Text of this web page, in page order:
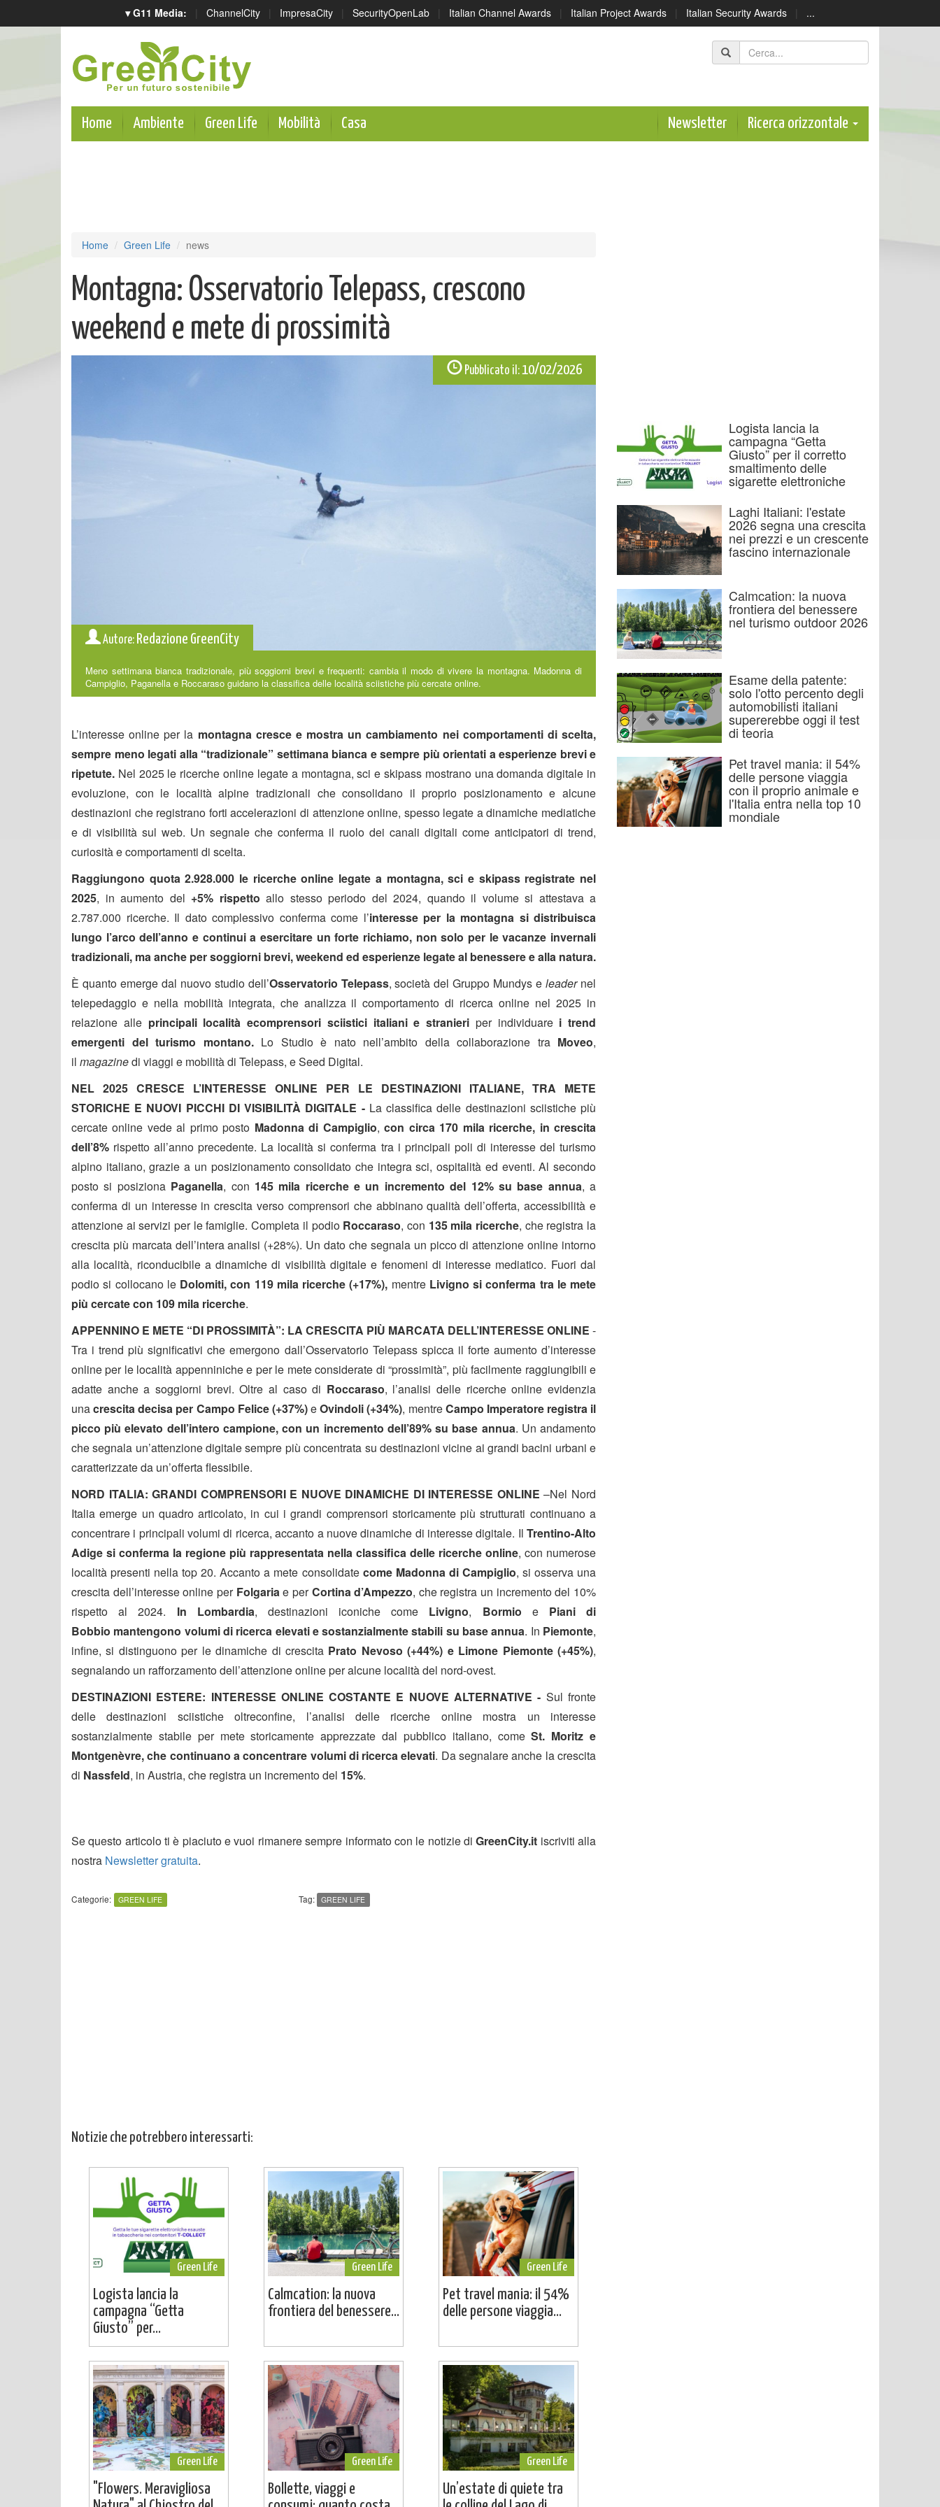
▾ G11 Media: | ChannelCity | ImpresaCity | SecurityOpenLab | Italian Channel Awards | Italian Project Awards | Italian Security Awards | ...
Home Ambiente Green Life Mobilità Casa Newsletter Ricerca orizzontale
Home Green Life news
Montagna: Osservatorio Telepass, crescono
weekend e mete di prossimità
Pubblicato il:10/02/2026
Autore: Redazione GreenCity
Meno settimana bianca tradizionale, più soggiorni brevi e frequenti: cambia il modo di vivere la montagna. Madonna di
Campiglio, Paganella e Roccaraso guidano la classifica delle località sciistiche più cercate online.
L’interesse online per la montagna cresce e mostra un cambiamento nei comportamenti di scelta,
sempre meno legati alla “tradizionale” settimana bianca e sempre più orientati a esperienze brevi e
ripetute. Nel 2025 le ricerche online legate a montagna, sci e skipass mostrano una domanda digitale in
evoluzione, con le località alpine tradizionali che consolidano il proprio posizionamento e alcune
destinazioni che registrano forti accelerazioni di attenzione online, spesso legate a dinamiche mediatiche
e di visibilità sul web. Un segnale che conferma il ruolo dei canali digitali come anticipatori di trend,
curiosità e comportamenti di scelta.
Raggiungono quota 2.928.000 le ricerche online legate a montagna, sci e skipass registrate nel
2025, in aumento del +5% rispetto allo stesso periodo del 2024, quando il volume si attestava a
2.787.000 ricerche. Il dato complessivo conferma come l’interesse per la montagna si distribuisca
lungo l’arco dell’anno e continui a esercitare un forte richiamo, non solo per le vacanze invernali
tradizionali, ma anche per soggiorni brevi, weekend ed esperienze legate al benessere e alla natura.
È quanto emerge dal nuovo studio dell’Osservatorio Telepass, società del Gruppo Mundys eleadernel
telepedaggio e nella mobilità integrata, che analizza il comportamento di ricerca online nel 2025 in
relazione alle principali località ecomprensori sciistici italiani e stranieri per individuare i trend
emergenti del turismo montano. Lo Studio è nato nell’ambito della collaborazione tra Moveo,
il magazinedi viaggi e mobilità di Telepass, e Seed Digital.
NEL 2025 CRESCE L’INTERESSE ONLINE PER LE DESTINAZIONI ITALIANE, TRA METE
STORICHE E NUOVI PICCHI DI VISIBILITÀ DIGITALE - La classifica delle destinazioni sciistiche più
cercate online vede al primo posto Madonna di Campiglio,con circa 170 mila ricerche, in crescita
dell’8% rispetto all’anno precedente. La località si conferma tra i principali poli di interesse del turismo
alpino italiano, grazie a un posizionamento consolidato che integra sci, ospitalità ed eventi. Al secondo
posto si posiziona Paganella, con 145 mila ricerche e un incremento del 12% su base annua, a
conferma di un interesse in crescita verso comprensori che abbinano qualità dell’offerta, accessibilità e
attenzione ai servizi per le famiglie. Completa il podio Roccaraso, con 135 mila ricerche, che registra la
crescita più marcata dell’intera analisi (+28%). Un dato che segnala un picco di attenzione online intorno
alla località, riconducibile a dinamiche di visibilità digitale e fenomeni di interesse mediatico. Fuori dal
podio si collocano le Dolomiti, con 119 mila ricerche (+17%), mentre Livigno si conferma tra le mete
più cercate con 109 mila ricerche.
APPENNINO E METE “DI PROSSIMITÀ”: LA CRESCITA PIÙ MARCATA DELL’INTERESSE ONLINE -
Tra i trend più significativi che emergono dall’Osservatorio Telepass spicca il forte aumento d’interesse
online per le località appenniniche e per le mete considerate di “prossimità”, più facilmente raggiungibili e
adatte anche a soggiorni brevi. Oltre al caso di Roccaraso, l’analisi delle ricerche online evidenzia
unacrescita decisa per Campo Felice (+37%)eOvindoli (+34%), mentreCampo Imperatore registra il
picco più elevato dell’intero campione, con un incremento dell’89% su base annua. Un andamento
che segnala un’attenzione digitale sempre più concentrata su destinazioni vicine ai grandi bacini urbani e
caratterizzate da un’offerta flessibile.
NORD ITALIA: GRANDI COMPRENSORI E NUOVE DINAMICHE DI INTERESSE ONLINE –Nel Nord
Italia emerge un quadro articolato, in cui i grandi comprensori storicamente più strutturati continuano a
concentrare i principali volumi di ricerca, accanto a nuove dinamiche di interesse digitale. Il Trentino-Alto
Adige si conferma la regione più rappresentata nella classifica delle ricerche online, con numerose
località presenti nella top 20. Accanto a mete consolidate come Madonna di Campiglio, si osserva una
crescita dell’interesse online per Folgariae perCortina d’Ampezzo, che registra un incremento del 10%
rispetto al 2024. In Lombardia, destinazioni iconiche come Livigno, Bormio e Piani di
Bobbio mantengono volumi di ricerca elevati e sostanzialmente stabili su base annua. In Piemonte,
infine, si distinguono per le dinamiche di crescita Prato Nevoso (+44%) e Limone Piemonte (+45%),
segnalando un rafforzamento dell’attenzione online per alcune località del nord-ovest.
DESTINAZIONI ESTERE: INTERESSE ONLINE COSTANTE E NUOVE ALTERNATIVE - Sul fronte
delle destinazioni sciistiche oltreconfine, l’analisi delle ricerche online mostra un interesse
sostanzialmente stabile per mete storicamente apprezzate dal pubblico italiano, comeSt. Moritz e
Montgenèvre, che continuano a concentrare volumi di ricerca elevati. Da segnalare anche la crescita
di Nassfeld, in Austria, che registra un incremento del 15%.
Se questo articolo ti è piaciuto e vuoi rimanere sempre informato con le notizie diGreenCity.it iscriviti alla
nostra Newsletter gratuita.
Categorie: GREEN LIFE Tag: GREEN LIFE
Notizie che potrebbero interessarti:
Green Life
Logista lancia la
campagna “Getta
Giusto” per...
Green Life
Calmcation: la nuova
frontiera del benessere...
Green Life
Pet travel mania: il 54%
delle persone viaggia...
Green Life
"Flowers. Meravigliosa
Green Life
Bollette, viaggi e
Green Life
Un’estate di quiete tra
Logista lancia la
campagna “Getta
Giusto” per il corretto
smaltimento delle
sigarette elettroniche
Laghi Italiani: l'estate
2026 segna una crescita
nei prezzi e un crescente
fascino internazionale
Calmcation: la nuova
frontiera del benessere
nel turismo outdoor 2026
Esame della patente:
solo l'otto percento degli
automobilisti italiani
supererebbe oggi il test
di teoria
Pet travel mania: il 54%
delle persone viaggia
con il proprio animale e
l'Italia entra nella top 10
mondiale